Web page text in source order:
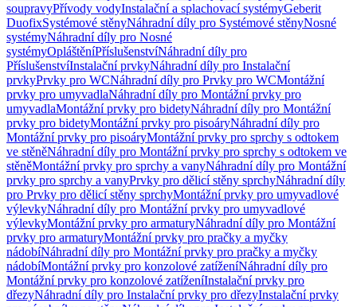
soupravyPřívody vodyInstalační a splachovací systémyGeberit
DuofixSystémové stěnyNáhradní díly pro Systémové stěnyNosné
systémyNáhradní díly pro Nosné
systémyOpláštěníPříslušenstvíNáhradní díly pro
PříslušenstvíInstalační prvkyNáhradní díly pro Instalační
prvkyPrvky pro WCNáhradní díly pro Prvky pro WCMontážní
prvky pro umyvadlaNáhradní díly pro Montážní prvky pro
umyvadlaMontážní prvky pro bidetyNáhradní díly pro Montážní
prvky pro bidetyMontážní prvky pro pisoáryNáhradní díly pro
Montážní prvky pro pisoáryMontážní prvky pro sprchy s odtokem
ve stěněNáhradní díly pro Montážní prvky pro sprchy s odtokem ve
stěněMontážní prvky pro sprchy a vanyNáhradní díly pro Montážní
prvky pro sprchy a vanyPrvky pro dělicí stěny sprchyNáhradní díly
pro Prvky pro dělicí stěny sprchyMontážní prvky pro umyvadlové
výlevkyNáhradní díly pro Montážní prvky pro umyvadlové
výlevkyMontážní prvky pro armaturyNáhradní díly pro Montážní
prvky pro armaturyMontážní prvky pro pračky a myčky
nádobíNáhradní díly pro Montážní prvky pro pračky a myčky
nádobíMontážní prvky pro konzolové zatíženíNáhradní díly pro
Montážní prvky pro konzolové zatíženíInstalační prvky pro
dřezyNáhradní díly pro Instalační prvky pro dřezyInstalační prvky